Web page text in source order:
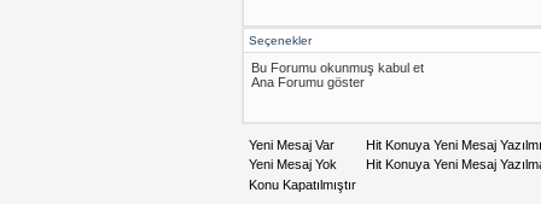
Seçenekler
Bu Forumu okunmuş kabul et
Ana Forumu göster
Yeni Mesaj Var
Hit Konuya Yeni Mesaj
Yeni Mesaj Yok
Hit Konuya Yeni Mesaj
Konu Kapatılmıştır